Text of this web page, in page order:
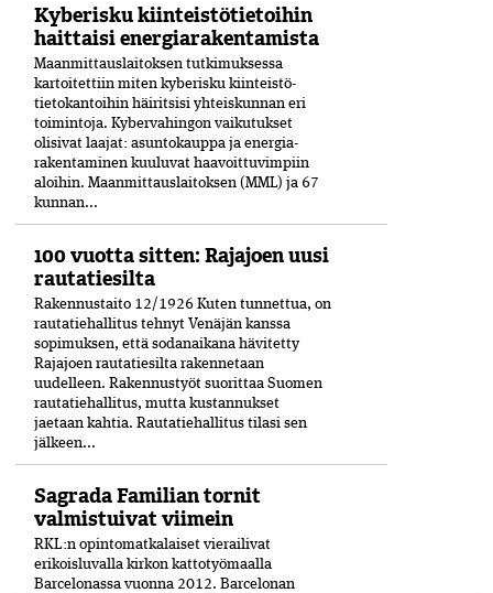
Kyberisku kiinteistötietoihin
haittaisi energiarakentamista
Maanmittauslaitoksen tutkimuksessa
kartoitettiin miten kyberisku kiinteistö­
tietokantoihin häiritsisi yhteiskunnan eri
toimintoja. Kyber­vahingon vaikutukset
olisivat laajat: asuntokauppa ja energia­
rakentaminen kuuluvat haavoittuvimpiin
aloihin. Maanmittauslaitoksen (MML) ja 67
kunnan...
100 vuotta sitten: Rajajoen uusi
rautatiesilta
Rakennustaito 12/1926 Kuten tunnettua, on
rautatiehallitus tehnyt Venäjän kanssa
sopimuksen, että sodanaikana hävitetty
Rajajoen rautatiesilta rakennetaan
uudelleen. Rakennustyöt suorittaa Suomen
rautatiehallitus, mutta kustannukset
jaetaan kahtia. Rautatiehallitus tilasi sen
jälkeen...
Sagrada Familian tornit
valmistuivat viimein
RKL:n opintomatkalaiset vierailivat
erikoisluvalla kirkon kattotyömaalla
Barcelonassa vuonna 2012. Barcelonan